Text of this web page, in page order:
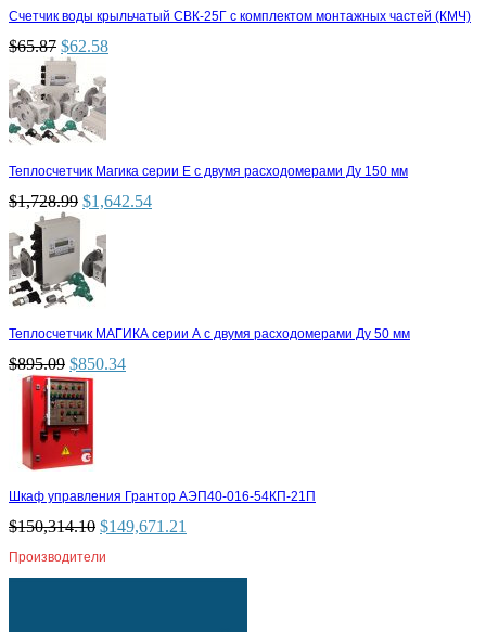
Счетчик воды крыльчатый СВК-25Г с комплектом монтажных частей (КМЧ)
$65.87 $62.58
Теплосчетчик Магика серии Е с двумя расходомерами Ду 150 мм
$1,728.99 $1,642.54
Теплосчетчик МАГИКА серии А с двумя расходомерами Ду 50 мм
$895.09 $850.34
Шкаф управления Грантор АЭП40-016-54КП-21П
$150,314.10 $149,671.21
Производители